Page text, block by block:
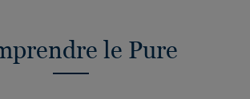
le Pure